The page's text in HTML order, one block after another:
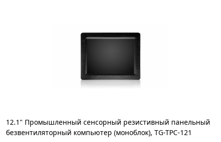
12.1" Промышленный сенсорный резистивный панельный
безвентиляторный компьютер (моноблок), TG-TPC-121